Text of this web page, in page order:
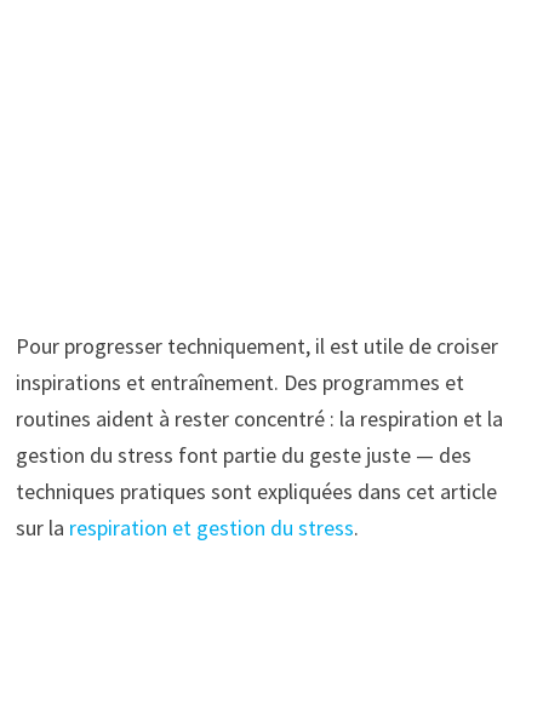
Pour progresser techniquement, il est utile de croiser
inspirations et entraînement. Des programmes et
routines aident à rester concentré : la respiration et la
gestion du stress font partie du geste juste — des
techniques pratiques sont expliquées dans cet article
sur la respiration et gestion du stress.